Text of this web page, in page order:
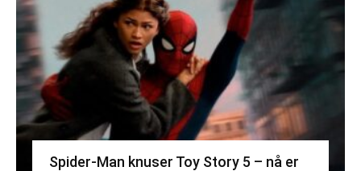
Spider-Man knuser Toy Story 5 – nå er